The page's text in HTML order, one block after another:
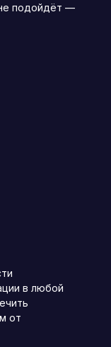
подойдёт —
в любой
от